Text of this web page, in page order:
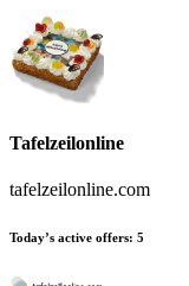
Tafelzeilonline
tafelzeilonline.com
Today’s active offers: 5